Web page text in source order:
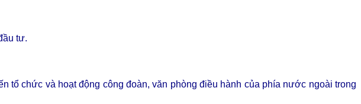
tư.
chức và hoạt động công đoàn, văn phòng điều hành của phía nước ngoài trong